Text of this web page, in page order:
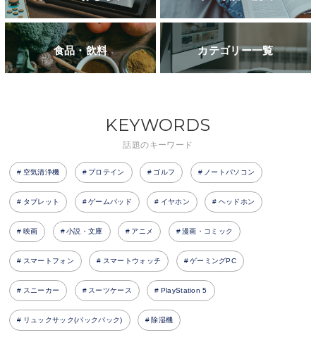
食品・飲料 カテゴリー一覧
KEYWORDS
話題のキーワード
空気清浄機 プロテイン ゴルフ ノートパソコン
タブレット ゲームパッド イヤホン ヘッドホン
映画 小説・文庫 アニメ 漫画・コミック
スマートフォン スマートウォッチ ゲーミングPC
スニーカー スーツケース PlayStation 5
リュックサック(バックパック) 除湿機